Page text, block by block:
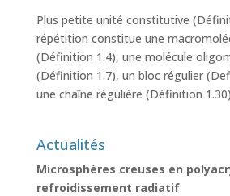
Plus petite unité constitutive
répétition constitue une
(Définition 1.4), une molécule
(Définition 1.7), un bloc régulier
une chaîne régulière (Définition
Actualités
Microsphères creuses en
refroidissement radiatif